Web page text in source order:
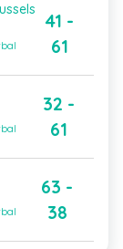
41 -
61
32 -
61
63 -
38